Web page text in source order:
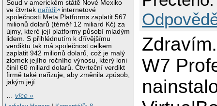
Soud v americkém státě Nové Mexiko
ve čtvrtek nařídil
internetové
společnosti Meta Platforms zaplatit 567
milionů dolarů (téměř 12 miliard Kč) za
újmy, které její platformy působí mladým
lidem. S přihlédnutím k dřívějšímu
verdiktu tak má společnost celkem
zaplatit 942 milionů dolarů, což je malý
zlomek jejího ročního výnosu, který loni
činil 60 miliard dolarů. Čtvrteční verdikt
firmě také nařizuje, aby změnila způsob,
jakým její
…více »
W7